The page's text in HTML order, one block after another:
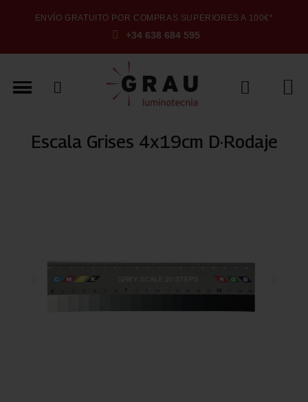
ENVÍO GRATUITO POR COMPRAS SUPERIORES A 100€*
+34 638 684 595
Escala Grises 4x19cm D·Rodaje